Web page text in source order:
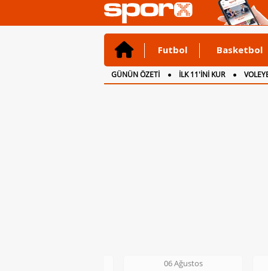
Futbol Basketbol
GÜNÜN ÖZETİ İLK 11'İNİ KUR
CANLI ANLATIM
İNGİLTERE
06 Ağustos